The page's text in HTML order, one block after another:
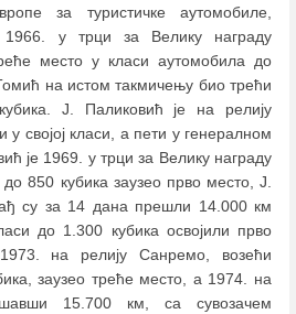
за туристичке аутомобиле,
1966. у трци за Велику награду
место у класи аутомобила до
на истом такмичењу био трећи
Ј. Паликовић је на релију
својој класи, а пети у генералном
је 1969. у трци за Велику награду
850 кубика заузео прво место, Ј.
су за 14 дана прешли 14.000 км
до 1.300 кубика освојили прво
на релију Санремо, возећи
заузео треће место, а 1974. на
15.700 км, са сувозачем